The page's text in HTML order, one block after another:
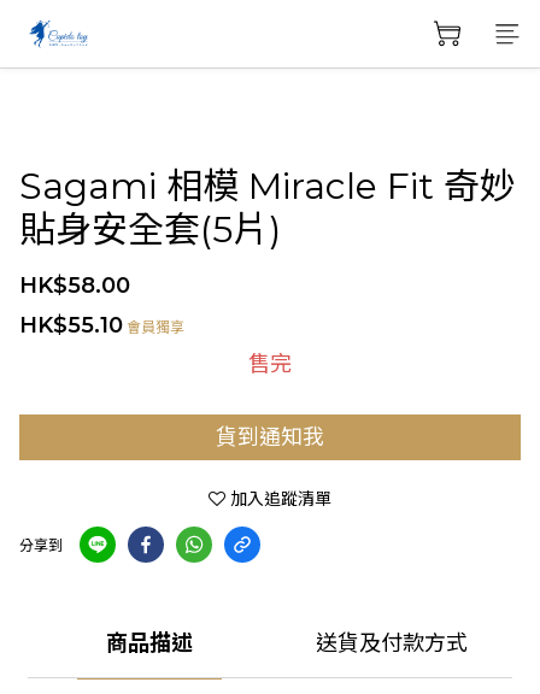
Sagami 相模 Miracle Fit 奇妙
貼身安全套(5片)
HK$58.00
HK$55.10 會員獨享
售完
貨到通知我
加入追蹤清單
分享到
商品描述 送貨及付款方式